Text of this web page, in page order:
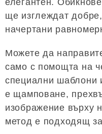
елегантен.
ще изглеждат
начертани
Можете да
само с помощта на
специални шаблони
е щамповане,
изображение върху
метод е подходящ